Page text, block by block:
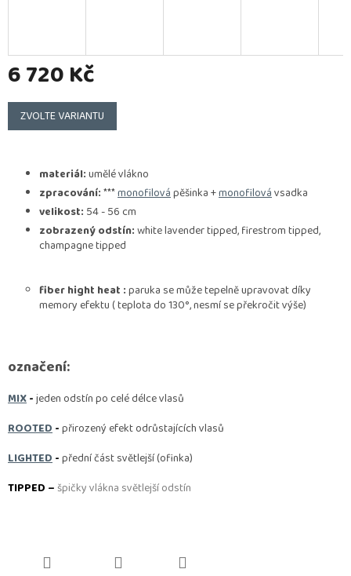
6 720 Kč
Měrná
cena:
ZVOLTE VARIANTU
materiál:umělé vlákno
zpracování:***monofilovápěšinka +monofilovávsadka
velikost: 54 - 56 cm
zobrazený odstín:white lavender tipped, firestrom tipped,
champagne tipped
fiber hight heat :paruka se může tepelněupravovat díky
memory efektu ( teplota do 130°, nesmí se překročit výše)
označení:
MIX-jeden odstín po celé délce vlasů
ROOTED-přirozený efekt odrůstajících vlasů
LIGHTED-přední část světlejší (ofinka)
TIPPED –špičky vlákna světlejší odstín